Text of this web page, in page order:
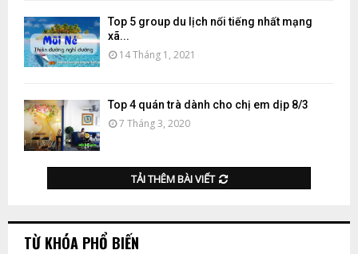
Top 5 group du lịch nổi tiếng nhất mạng
xã...
14 Tháng 1, 2021
Top 4 quán trà dành cho chị em dịp 8/3
7 Tháng 3, 2020
TẢI THÊM BÀI VIẾT
TỪ KHÓA PHỔ BIẾN